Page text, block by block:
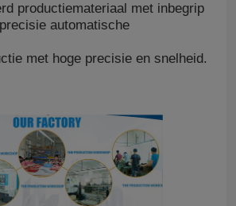
productiemateriaal met inbegrip
automatische
met hoge precisie en snelheid.